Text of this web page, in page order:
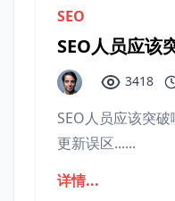
SEO
SEO人员应该
3418
SEO人员应该突破
更新误区......
详情...